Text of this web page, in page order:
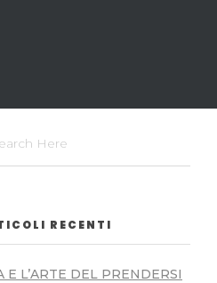
RECENTI
E L’ARTE DEL PRENDERSI